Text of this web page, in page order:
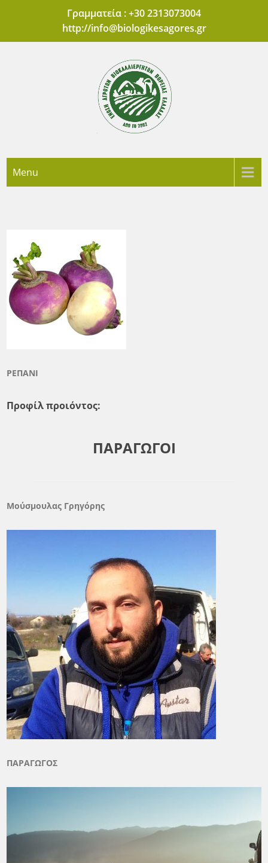
content
Γραμματεία : +30 2313073004
http://info@biologikesagores.gr
'Ενωση Αγροτών
Βιοκαλλιεργητών
Menu
ΡΕΠΑΝΙ
Προφίλ προιόντος:
ΠΑΡΑΓΩΓΟΙ
Μούσμουλας Γρηγόρης
ΠΑΡΑΓΩΓΟΣ